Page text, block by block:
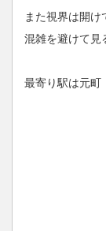
また視界は開け
混雑を避けて見
最寄り駅は元町